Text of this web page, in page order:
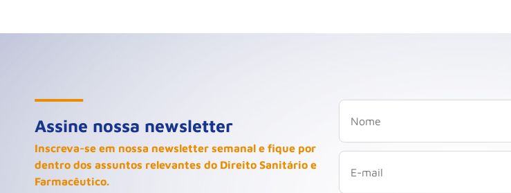
Assine nossa newsletter
Inscreva-se em nossa newsletter semanal e fique por
dentro dos assuntos relevantes do Direito Sanitário e
Farmacêutico.